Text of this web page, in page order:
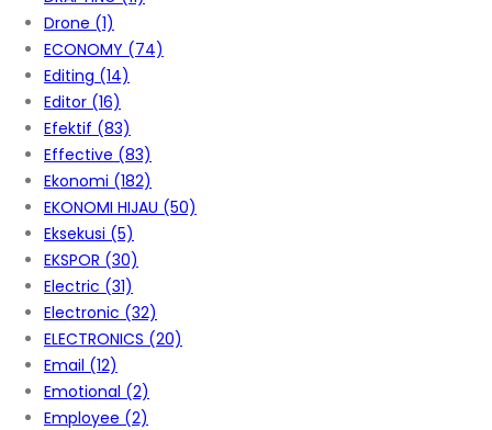
Drone (1)
ECONOMY (74)
Editing (14)
Editor (16)
Efektif (83)
Effective (83)
Ekonomi (182)
EKONOMI HIJAU (50)
Eksekusi (5)
EKSPOR (30)
Electric (31)
Electronic (32)
ELECTRONICS (20)
Email (12)
Emotional (2)
Employee (2)